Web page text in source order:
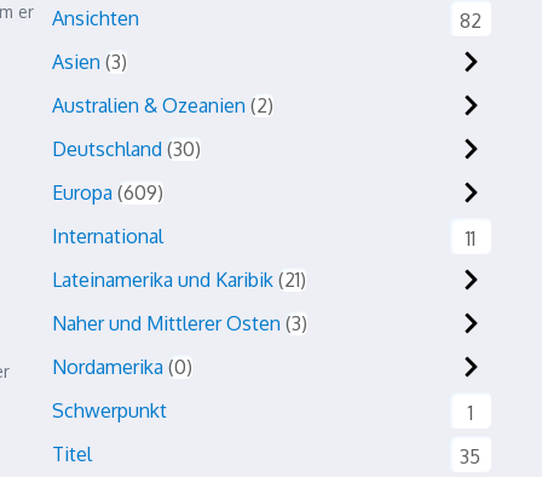
er
Ansichten
82
Asien 3
Australien & Ozeanien 2
Deutschland 30
Europa 609
International
11
Lateinamerika und Karibik 21
Naher und Mittlerer Osten 3
Nordamerika 0
Schwerpunkt
1
Titel
35